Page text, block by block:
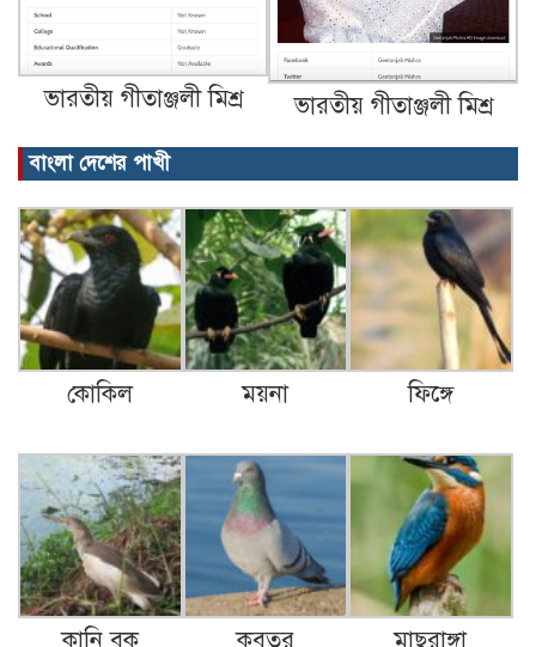
ভারতীয় গীতাঞ্জলী মিশ্র ভারতীয় গীতাঞ্জলী মিশ্র
বাংলা দেশের পাখী
কোকিল ময়না ফিঙ্গে
কানি বক কবুতর মাছরাঙ্গা